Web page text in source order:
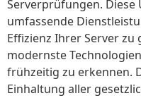
Serverprüfungen.
umfassende
Effizienz Ihrer Server zu
modernste
frühzeitig zu erkennen.
Einhaltung aller